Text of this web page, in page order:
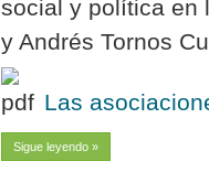
social y política en
y Andrés Tornos
Las
Sigue leyendo »